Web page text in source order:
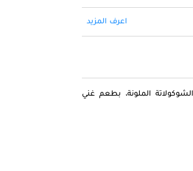
اعرف المزيد
الملونة، بطعم غني